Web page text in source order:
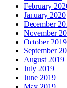
February
January 2020
December
November
October 2019
September
August 2019
July 2019
June 2019
May 2019